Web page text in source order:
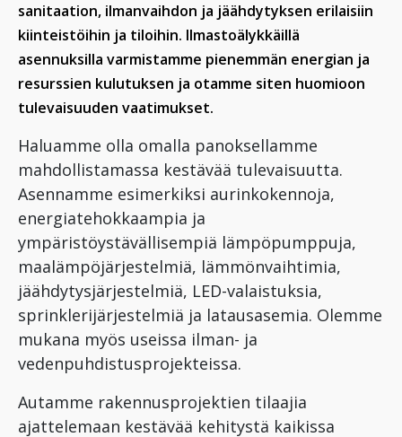
sanitaation, ilmanvaihdon ja jäähdytyksen erilaisiin
kiinteistöihin ja tiloihin. Ilmastoälykkäillä
asennuksilla varmistamme pienemmän energian ja
resurssien kulutuksen ja otamme siten huomioon
tulevaisuuden vaatimukset.
Haluamme olla omalla panoksellamme
mahdollistamassa kestävää tulevaisuutta.
Asennamme esimerkiksi aurinkokennoja,
energiatehokkaampia ja
ympäristöystävällisempiä lämpöpumppuja,
maalämpöjärjestelmiä, lämmönvaihtimia,
jäähdytysjärjestelmiä, LED-valaistuksia,
sprinklerijärjestelmiä ja latausasemia. Olemme
mukana myös useissa ilman- ja
vedenpuhdistusprojekteissa.
Autamme rakennusprojektien tilaajia
ajattelemaan kestävää kehitystä kaikissa